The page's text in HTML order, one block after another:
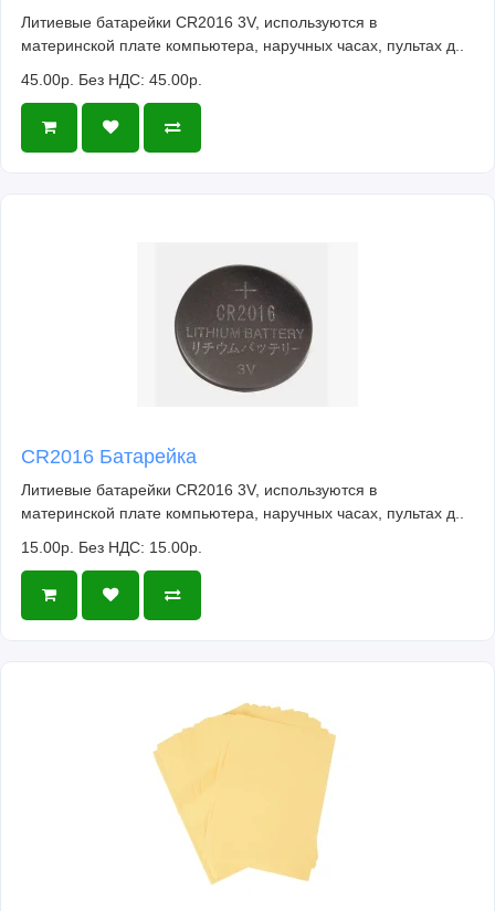
Литиевые батарейки CR2016 3V, используются в
материнской плате компьютера, наручных часах, пультах д..
45.00р. Без НДС: 45.00р.
CR2016 Батарейка
Литиевые батарейки CR2016 3V, используются в
материнской плате компьютера, наручных часах, пультах д..
15.00р. Без НДС: 15.00р.